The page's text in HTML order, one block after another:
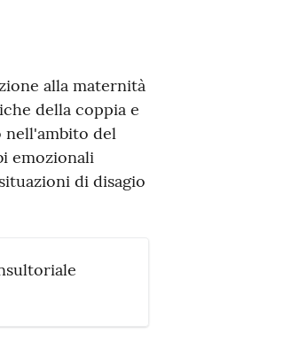
alla maternità
della coppia e
nell'ambito del
emozionali
di disagio